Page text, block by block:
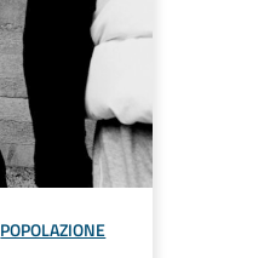
POPOLAZIONE